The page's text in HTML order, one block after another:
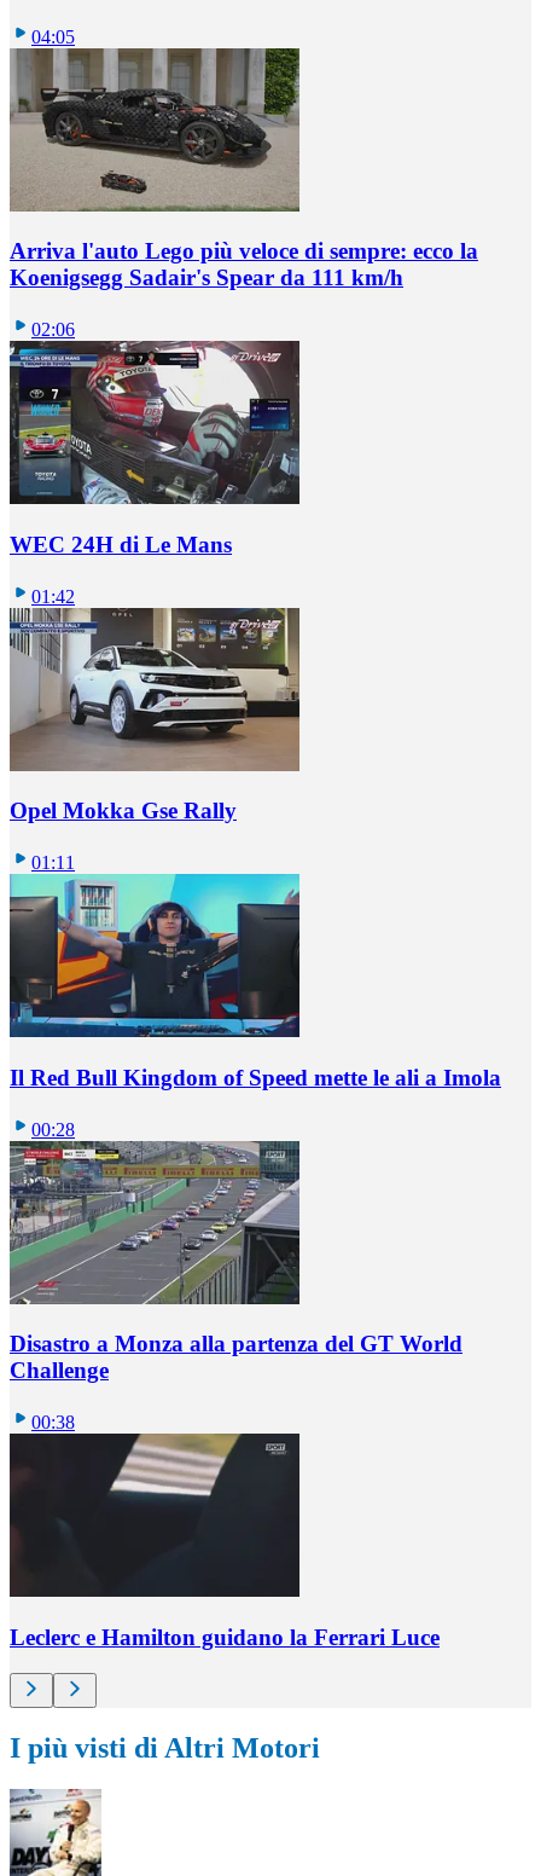
04:05
Arriva l'auto Lego più veloce di sempre: ecco la
Koenigsegg Sadair's Spear da 111 km/h
02:06
WEC 24H di Le Mans
01:42
Opel Mokka Gse Rally
01:11
Il Red Bull Kingdom of Speed mette le ali a Imola
00:28
Disastro a Monza alla partenza del GT World
Challenge
00:38
Leclerc e Hamilton guidano la Ferrari Luce
I più visti di Altri Motori